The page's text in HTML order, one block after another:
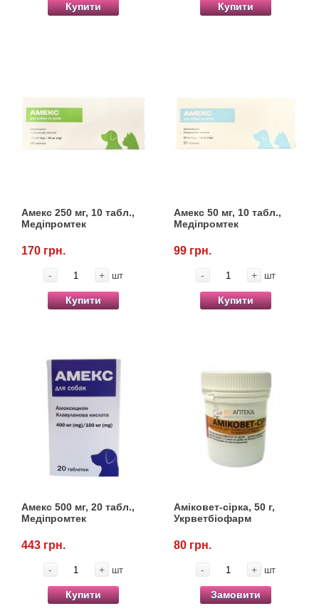
Купити Купити
Амекс 250 мг, 10 табл.,
Медіпромтек
170 грн.
- + шт
Купити
Амекс 50 мг, 10 табл.,
Медіпромтек
99 грн.
- + шт
Купити
Амекс 500 мг, 20 табл.,
Медіпромтек
443 грн.
- + шт
Купити
Аміковет-сірка, 50 г,
Укрветбіофарм
80 грн.
- + шт
Замовити